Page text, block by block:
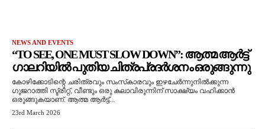
NEWS AND EVENTS
“TO SEE, ONE MUST SLOW DOWN”: ആത്മ ആർട്ട്
ഗാലറിയിൽ പുതിയ ചിത്രപ്രദർശനം ഒരുങ്ങുന്നു
കോഴിക്കോടിന്റെ ചരിത്രവും സംസ്‌കാരവും ഇഴചേർന്നുനിൽക്കുന്ന
ഗുജറാത്തി സ്ട്രീറ്റ്, വീണ്ടും ഒരു കലാവിരുന്നിന് സാക്ഷ്യം വഹിക്കാൻ
ഒരുങ്ങുകയാണ്. ആത്മ ആർട്ട്...
23rd March 2026